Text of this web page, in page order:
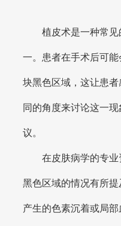
植皮术是一种常见
一。患者在手术后可
块黑色区域，这让患
同的角度来讨论这一
议。
在皮肤病学的专业
黑色区域的情况有所
产生的色素沉着或局